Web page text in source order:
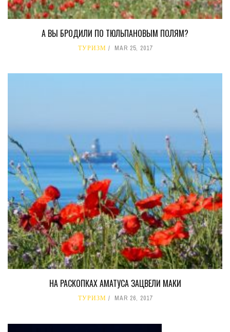
А ВЫ БРОДИЛИ ПО ТЮЛЬПАНОВЫМ ПОЛЯМ?
ТУРИЗМ MAR 25, 2017
НА РАСКОПКАХ АМАТУСА ЗАЦВЕЛИ МАКИ
ТУРИЗМ MAR 26, 2017